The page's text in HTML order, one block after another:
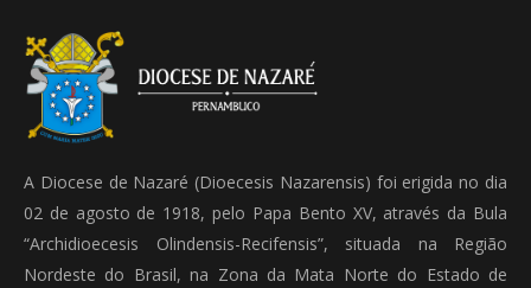
A Diocese de Nazaré (Dioecesis Nazarensis) foi erigida no dia
02 de agosto de 1918, pelo Papa Bento XV, através da Bula
“Archidioecesis Olindensis-Recifensis”, situada na Região
Nordeste do Brasil, na Zona da Mata Norte do Estado de